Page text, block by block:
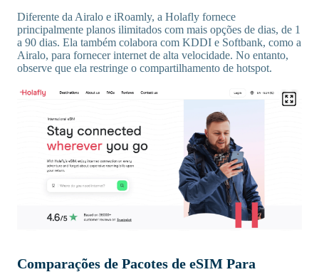
Diferente da Airalo e iRoamly, a Holafly fornece
principalmente planos ilimitados com mais opções de dias, de 1
a 90 dias. Ela também colabora com KDDI e Softbank, como a
Airalo, para fornecer internet de alta velocidade. No entanto,
observe que ela restringe o compartilhamento de hotspot.
Comparações de Pacotes de eSIM Para